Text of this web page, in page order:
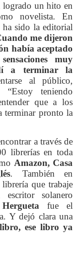
logrado un hito en
novelista. En
sido la editorial
me dijeron
había aceptado
muy
a terminar la
al público,
teniendo
que a los
terminar pronto la
a través de
librerías en toda
Amazon, Casa
. También en
que trabaje
solanero
fue el
Y dejó clara una
ese libro ya